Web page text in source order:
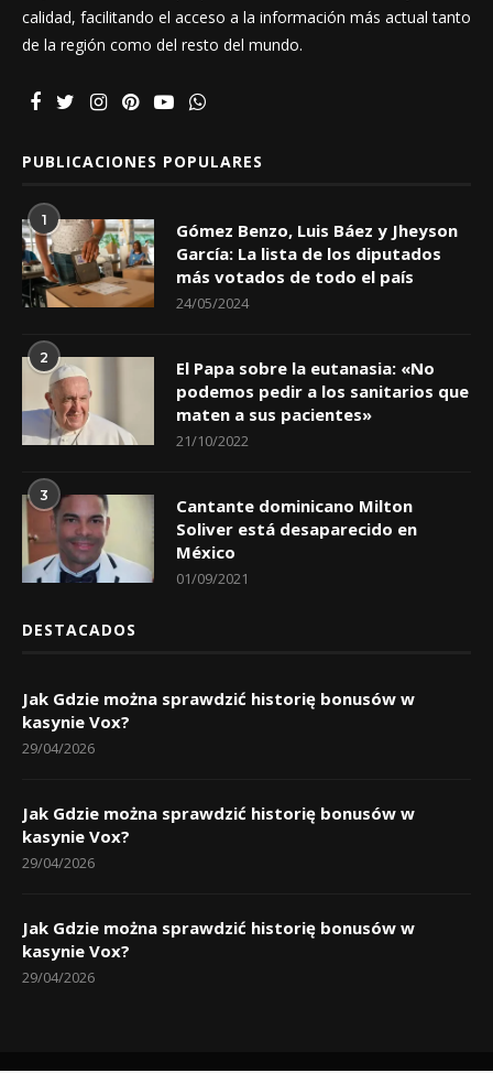
calidad, facilitando el acceso a la información más actual tanto
de la región como del resto del mundo.
PUBLICACIONES POPULARES
1
Gómez Benzo, Luis Báez y Jheyson
García: La lista de los diputados
más votados de todo el país
24/05/2024
2
El Papa sobre la eutanasia: «No
podemos pedir a los sanitarios que
maten a sus pacientes»
21/10/2022
3
Cantante dominicano Milton
Soliver está desaparecido en
México
01/09/2021
DESTACADOS
Jak Gdzie można sprawdzić historię bonusów w
kasynie Vox?
29/04/2026
Jak Gdzie można sprawdzić historię bonusów w
kasynie Vox?
29/04/2026
Jak Gdzie można sprawdzić historię bonusów w
kasynie Vox?
29/04/2026